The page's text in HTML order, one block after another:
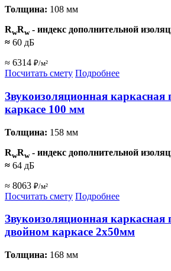
Толщина: 108 мм
RwRw- индекс дополнительной
≈ 60 дБ
≈ 6314 ₽/м²
Посчитать смету Подробнее
Звукоизоляционная каркасная
каркасе 100 мм
Толщина: 158 мм
RwRw- индекс дополнительной
≈ 64 дБ
≈ 8063 ₽/м²
Посчитать смету Подробнее
Звукоизоляционная каркасная
двойном каркасе 2х50мм
Толщина: 168 мм